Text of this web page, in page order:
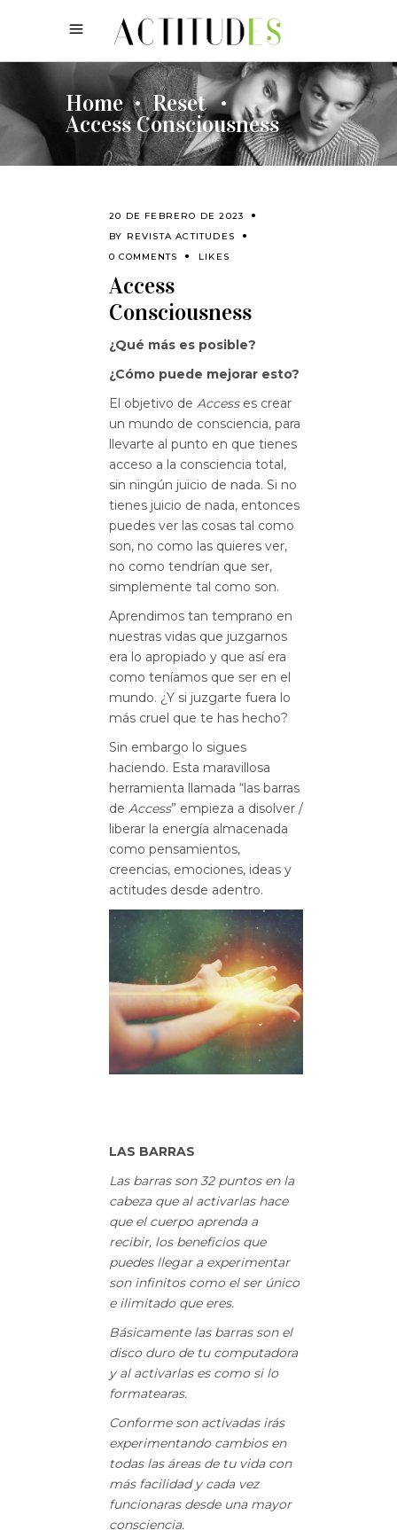
Home • Reset •
Access Consciousness
20 DE FEBRERO DE 2023
BY REVISTA ACTITUDES
0 COMMENTS
LIKES
Access
Consciousness
¿Qué más es posible?
¿Cómo puede mejorar esto?
El objetivo de Accesses crear
un mundo de consciencia, para
llevarte al punto en que tienes
acceso a la consciencia total,
sin ningún juicio de nada. Si no
tienes juicio de nada, entonces
puedes ver las cosas tal como
son, no como las quieres ver,
no como tendrían que ser,
simplemente tal como son.
Aprendimos tan temprano en
nuestras vidas que juzgarnos
era lo apropiado y que así era
como teníamos que ser en el
mundo. ¿Y si juzgarte fuera lo
más cruel que te has hecho?
Sin embargo lo sigues
haciendo. Esta maravillosa
herramienta llamada “las barras
de Access” empieza a disolver /
liberar la energía almacenada
como pensamientos,
creencias, emociones, ideas y
actitudes desde adentro.
LAS BARRAS
Las barras son 32 puntos en la
cabeza que al activarlas hace
que el cuerpo aprenda a
recibir, los beneficios que
puedes llegar a experimentar
son infinitos como el ser único
e ilimitado que eres.
Básicamente las barras son el
disco duro de tu computadora
y al activarlas es como si lo
formatearas.
Conforme son activadas irás
experimentando cambios en
todas las áreas de tu vida con
más facilidad y cada vez
funcionaras desde una mayor
consciencia.